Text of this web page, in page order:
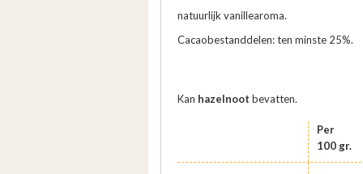
natuurlijk vanillearoma.
Cacaobestanddelen: ten minste 25%.
Kan hazelnoot bevatten.
Per
100 gr.